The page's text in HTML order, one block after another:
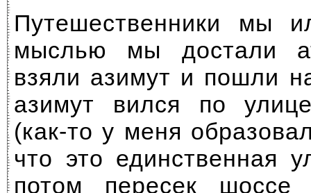
Путешественники мы
мыслью мы достали
взяли азимут и пошли
азимут вился по
(как-то у меня
что это единственная
потом пересек